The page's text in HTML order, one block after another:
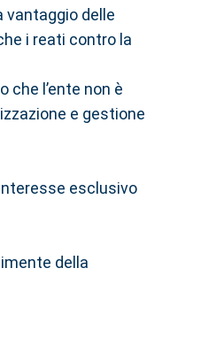
vantaggio delle
i reati contro la
l’ente non è
e gestione
esclusivo
della